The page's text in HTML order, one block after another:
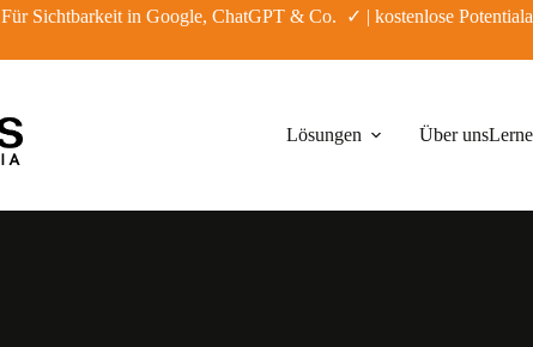
Für Sichtbarkeit in Google, ChatGPT & Co. ✓ | kostenlose
Lösungen Über uns